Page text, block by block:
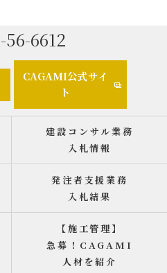
56-6612
CAGAMI公式サイ
ト
建設コンサル業務
入札情報
発注者支援業務
入札結果
【施工管理】
急募！CAGAMI
人材を紹介